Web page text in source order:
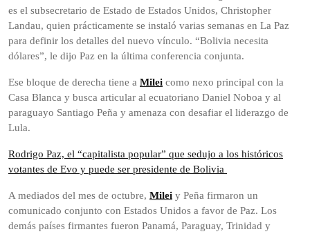
es el subsecretario de Estado de Estados Unidos, Christopher
Landau, quien prácticamente se instaló varias semanas en La Paz
para definir los detalles del nuevo vínculo. “Bolivia necesita
dólares”, le dijo Paz en la última conferencia conjunta.
Ese bloque de derecha tiene a Milei como nexo principal con la
Casa Blanca y busca articular al ecuatoriano Daniel Noboa y al
paraguayo Santiago Peña y amenaza con desafiar el liderazgo de
Lula.
Rodrigo Paz, el “capitalista popular” que sedujo a los históricos
votantes de Evo y puede ser presidente de Bolivia
A mediados del mes de octubre, Milei y Peña firmaron un
comunicado conjunto con Estados Unidos a favor de Paz. Los
demás países firmantes fueron Panamá, Paraguay, Trinidad y